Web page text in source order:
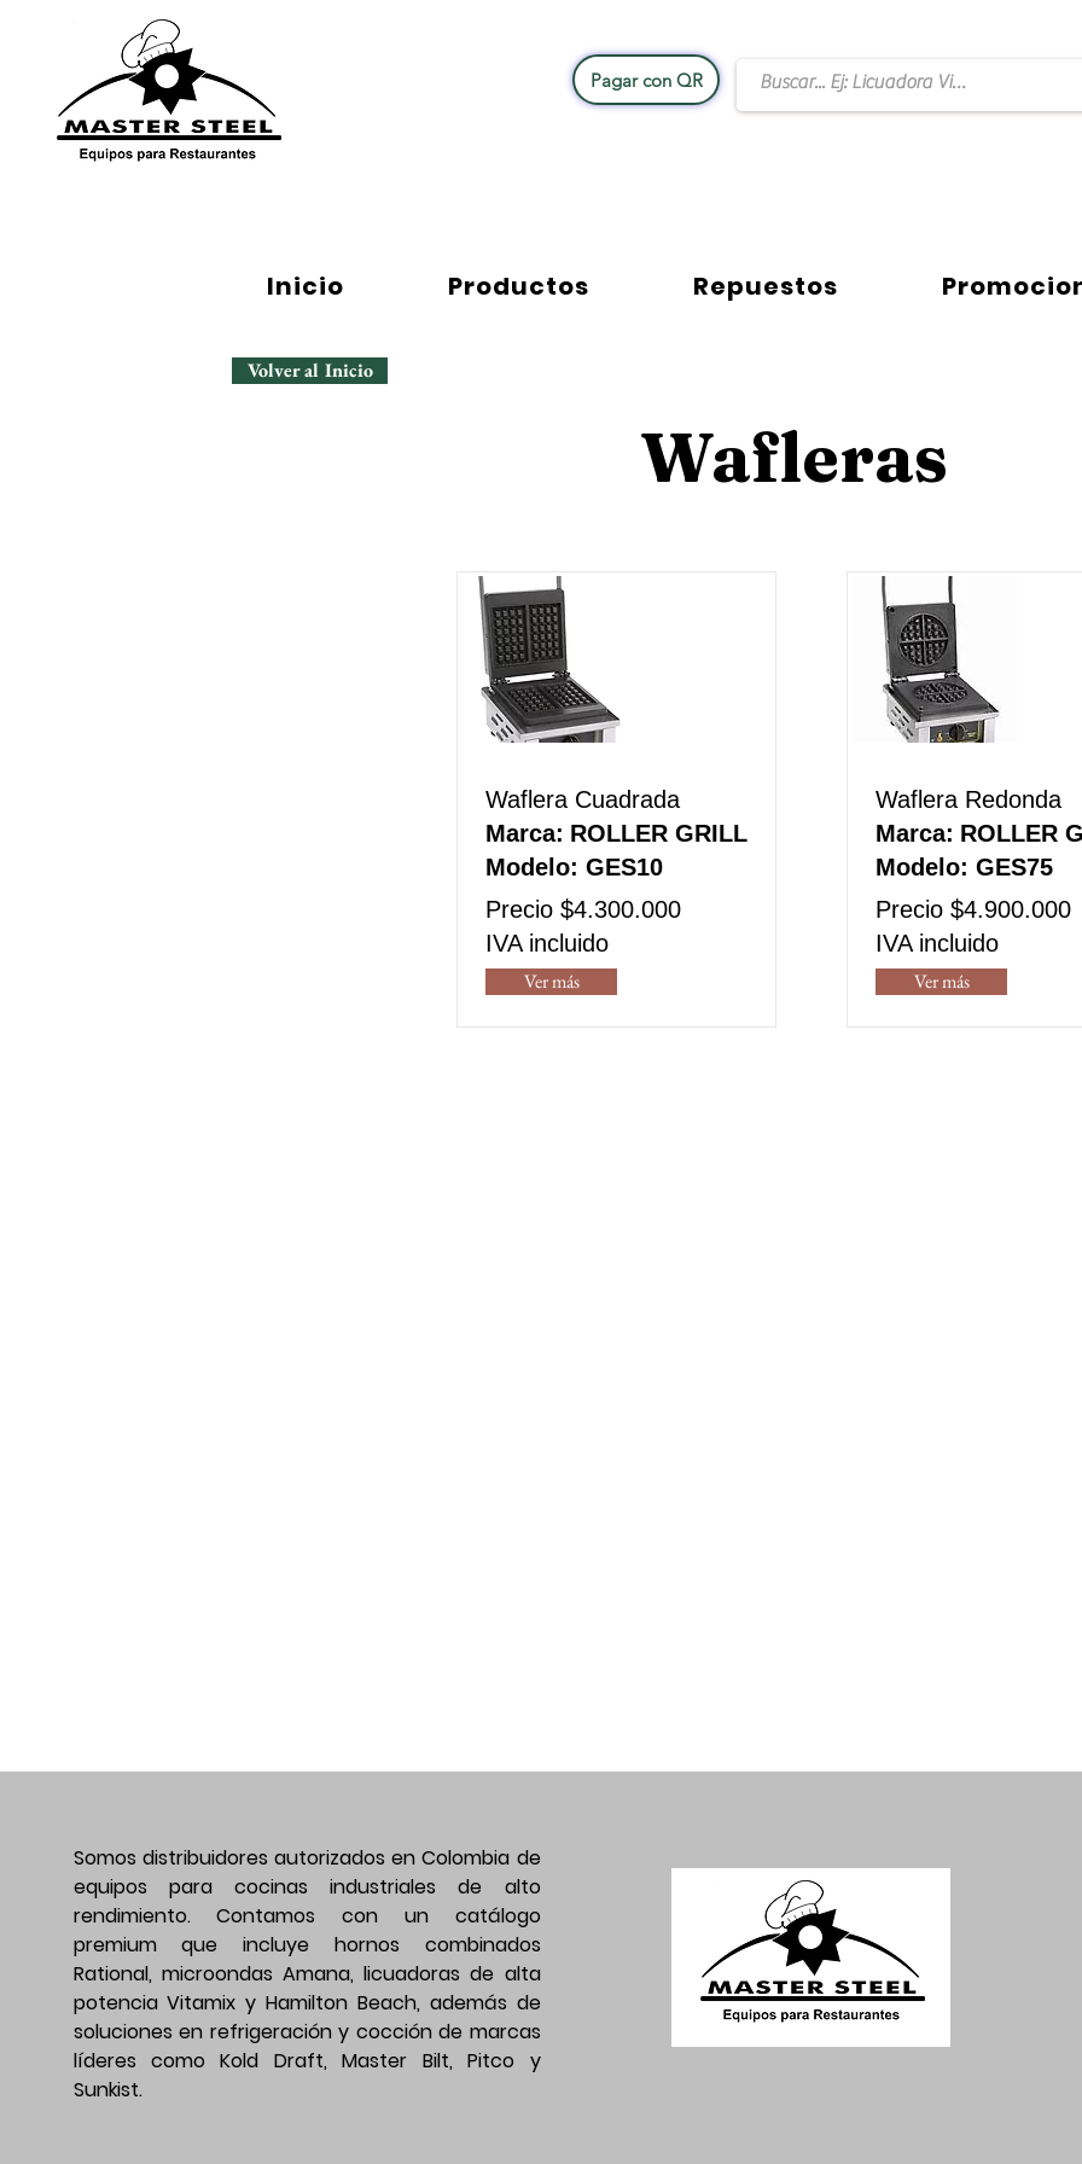
Pagar con QR
Inicio Repuestos Rational Equipos y Accesorios Contacto
Inicio Productos Repuestos
Volver al Inicio
Wafleras
Waflera Cuadrada
Marca:
Modelo:
ROLLER GRILL
GES10
Precio $4.300.000
IVA incluido
Ver más
Waflera Redonda
Marca:
Modelo:
ROLLER
GES75
Precio $4.900.000
IVA incluido
Ver más
Somos distribuidores autorizados en Colombia de
equipos para cocinas industriales de alto
rendimiento. Contamos con un catálogo
premium que incluye hornos combinados
Rational, microondas Amana, licuadoras de alta
potencia Vitamix y Hamilton Beach, además de
soluciones en refrigeración y cocción de marcas
líderes como Kold Draft, Master Bilt, Pitco y
Sunkist.